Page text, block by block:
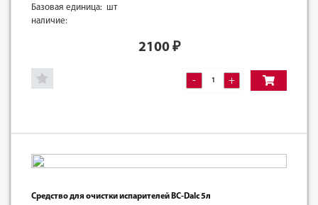
Базовая единица: шт
наличие:
2100₽
- +
Средство для очистки испарителей BC-Dalc 5л